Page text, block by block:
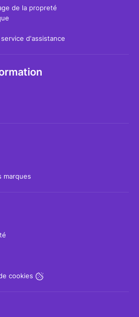
de la propreté
d'assistance
marques
cookies